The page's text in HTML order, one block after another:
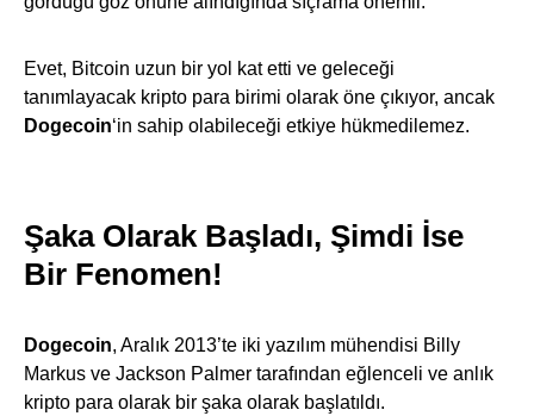
Evet, Bitcoin uzun bir yol kat etti ve geleceği
tanımlayacak kripto para birimi olarak öne çıkıyor, ancak
Dogecoin‘in sahip olabileceği etkiye hükmedilemez.
Şaka Olarak Başladı, Şimdi İse
Bir Fenomen!
Dogecoin, Aralık 2013’te iki yazılım mühendisi Billy
Markus ve Jackson Palmer tarafından eğlenceli ve anlık
kripto para olarak bir şaka olarak başlatıldı.